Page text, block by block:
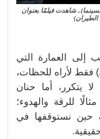
شاهدت فيلمًا بعنوان
الطيران)
العمارة التي
فقط لأراه للحظات،
يتكرر، أما حنان
للرقة والهدوء؛
حين نستوقفها في